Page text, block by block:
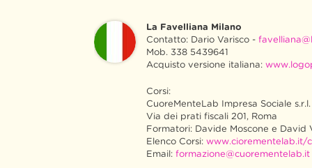
La Favelliana Milano
Contatto: Dario Varisco -
Mob. 338 5439641
Acquisto versione italiana:
Corsi:
CuoreMenteLab Impresa Sociale s.r.l.
Via dei prati fiscali 201, Roma
Formatori: Davide Moscone e David
Elenco Corsi: www.ciorementelab.it/
Email: formazione@cuorementelab.it